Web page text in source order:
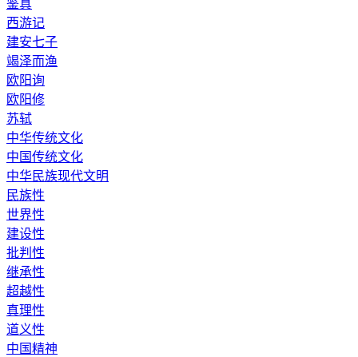
鉴真
西游记
建安七子
竭泽而渔
欧阳询
欧阳修
苏轼
中华传统文化
中国传统文化
中华民族现代文明
民族性
世界性
建设性
批判性
继承性
超越性
真理性
道义性
中国精神